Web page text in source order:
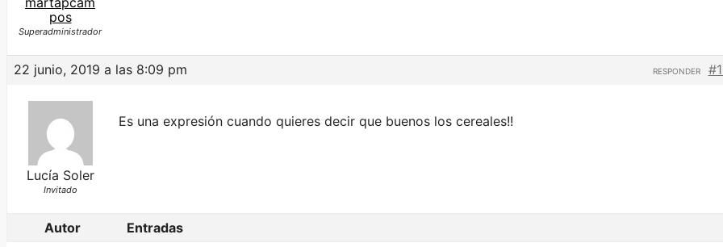
pos
Superadministrador
22 junio, 2019 a las 8:09 pm RESPONDER
Lucía Soler
Invitado
Es una expresión cuando quieres decir que buenos los cereales!!
Autor Entradas